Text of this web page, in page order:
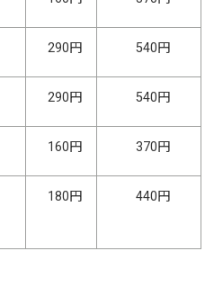
290円 540円
290円 540円
160円 370円
180円 440円